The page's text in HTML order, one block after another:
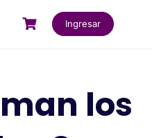
Ingresar
los